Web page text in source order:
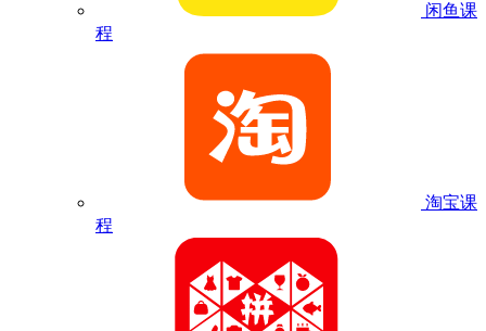
闲鱼课
程
淘宝课
程